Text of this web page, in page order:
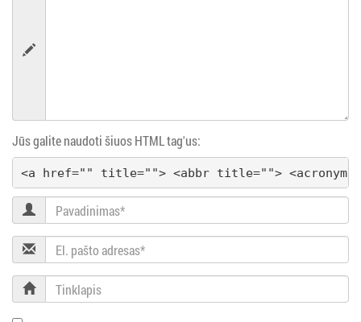
a
i
g
a
c
i
j
Jūs galite naudoti šiuos HTML tag'us:
<a href="" title=""> <abbr title=""> <acronym
Pavadinimas
El.
pašto
adresas
Tinklapis